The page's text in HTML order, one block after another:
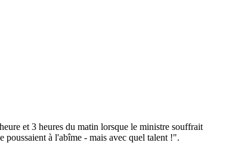
et 3 heures du matin lorsque le ministre souffrait
poussaient à l'abîme - mais avec quel talent !".